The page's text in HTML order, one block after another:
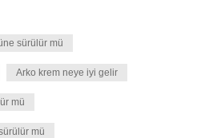
sürülür mü
Arko krem neye iyi gelir
mü
mü